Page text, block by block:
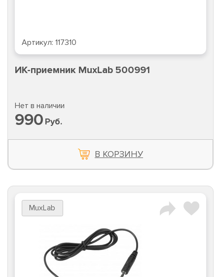
Артикул: 117310
ИК-приемник MuxLab 500991
Нет в наличии
990 Руб.
В КОРЗИНУ
MuxLab